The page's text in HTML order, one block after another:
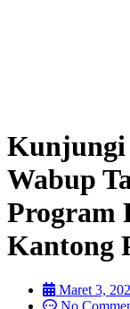
Kunjungi
Wabup
Program
Kantong
Maret 3,
No